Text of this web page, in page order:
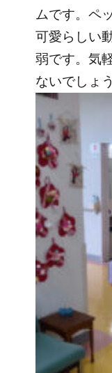
ムです。ペ
可愛らしい
弱です。気
ないでしょ